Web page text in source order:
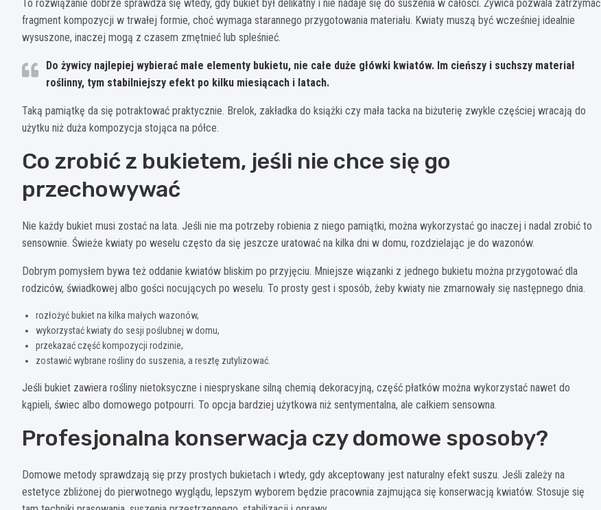
To rozwiązanie dobrze sprawdza się wtedy, gdy bukiet był delikatny i nie nadaje się do suszenia w całości. Żywica pozwala zatrzymać
fragment kompozycji w trwałej formie, choć wymaga starannego przygotowania materiału. Kwiaty muszą być wcześniej idealnie
wysuszone, inaczej mogą z czasem zmętnieć lub spleśnieć.
Do żywicy najlepiej wybierać małe elementy bukietu, nie całe duże główki kwiatów. Im cieńszy i suchszy materiał
roślinny, tym stabilniejszy efekt po kilku miesiącach i latach.
Taką pamiątkę da się potraktować praktycznie. Brelok, zakładka do książki czy mała tacka na biżuterię zwykle częściej wracają do
użytku niż duża kompozycja stojąca na półce.
Co zrobić z bukietem, jeśli nie chce się go
przechowywać
Nie każdy bukiet musi zostać na lata. Jeśli nie ma potrzeby robienia z niego pamiątki, można wykorzystać go inaczej i nadal zrobić to
sensownie. Świeże kwiaty po weselu często da się jeszcze uratować na kilka dni w domu, rozdzielając je do wazonów.
Dobrym pomysłem bywa też oddanie kwiatów bliskim po przyjęciu. Mniejsze wiązanki z jednego bukietu można przygotować dla
rodziców, świadkowej albo gości nocujących po weselu. To prosty gest i sposób, żeby kwiaty nie zmarnowały się następnego dnia.
rozłożyć bukiet na kilka małych wazonów,
wykorzystać kwiaty do sesji poślubnej w domu,
przekazać część kompozycji rodzinie,
zostawić wybrane rośliny do suszenia, a resztę zutylizować.
Jeśli bukiet zawiera rośliny nietoksyczne i niespryskane silną chemią dekoracyjną, część płatków można wykorzystać nawet do
kąpieli, świec albo domowego potpourri. To opcja bardziej użytkowa niż sentymentalna, ale całkiem sensowna.
Profesjonalna konserwacja czy domowe sposoby?
Domowe metody sprawdzają się przy prostych bukietach i wtedy, gdy akceptowany jest naturalny efekt suszu. Jeśli zależy na
estetyce zbliżonej do pierwotnego wyglądu, lepszym wyborem będzie pracownia zajmująca się konserwacją kwiatów. Stosuje się